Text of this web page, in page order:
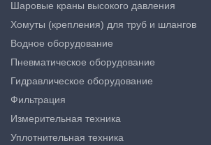
Шаровые краны высокого давления
Хомуты (крепления) для труб и шлангов
Водное оборудование
Пневматическое оборудование
Гидравлическое оборудование
Фильтрация
Измерительная техника
Уплотнительная техника